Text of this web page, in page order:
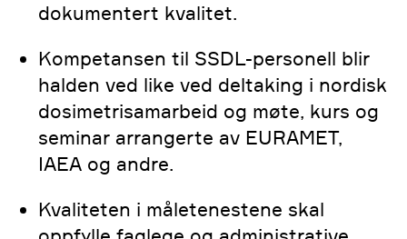
dokumentert kvalitet.
Kompetansen til SSDL-personell blir
halden ved like ved deltaking i nordisk
dosimetrisamarbeid og møte, kurs og
seminar arrangerte av EURAMET,
IAEA og andre.
Kvaliteten i måletenestene skal